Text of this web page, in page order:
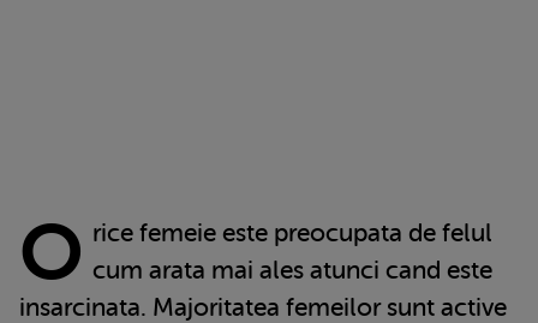
O rice femeie este preocupata de felul
cum arata mai ales atunci cand este
insarcinata. Majoritatea femeilor sunt active